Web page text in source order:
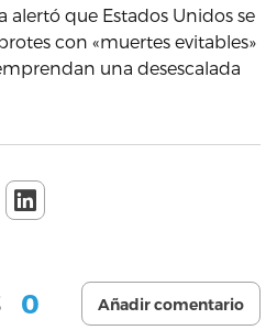
alertó que Estados Unidos se
con «muertes evitables»
una desescalada
0 Añadir comentario